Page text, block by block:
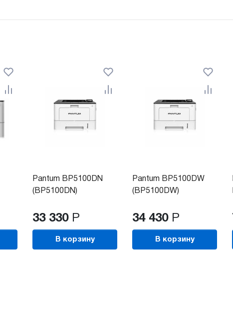
Pantum BP5100DN
(BP5100DN)
33 330 Р
В корзину
Pantum BP5100DW
(BP5100DW)
34 430 Р
В корзину